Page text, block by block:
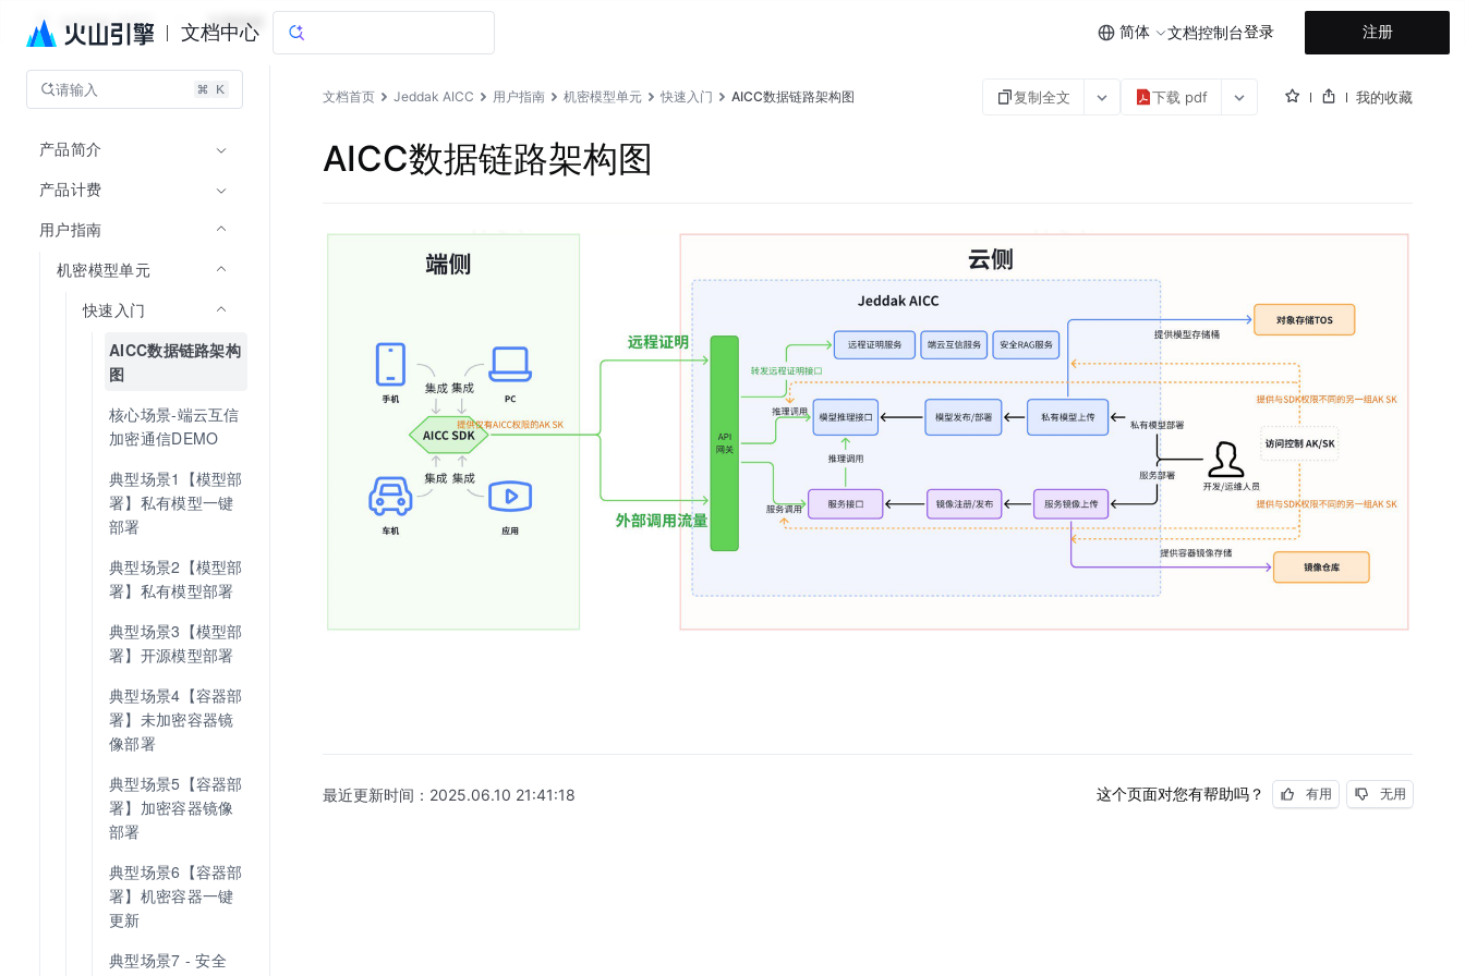
文档中心 简体 文档控制台登录 注册
Jeddak AICC 文档指南
请输入
产品简介
产品计费
用户指南
机密模型单元
快速入门
AICC数据链路架构
图
核心场景-端云互信
加密通信DEMO
典型场景1【模型部
署】私有模型一键
部署
典型场景2【模型部
署】私有模型部署
典型场景3【模型部
署】开源模型部署
典型场景4【容器部
署】未加密容器镜
像部署
典型场景5【容器部
署】加密容器镜像
部署
典型场景6【容器部
署】机密容器一键
更新
典型场景7 - 安全
文档首页 Jeddak AICC 用户指南 机密模型单元 快速入门 AICC数据链路架构图 复制全文 下载 pdf 我的收藏
AICC数据链路架构图
最近更新时间： 2025.06.10 21:41:18 这个页面对您有帮助吗？ 有用 无用